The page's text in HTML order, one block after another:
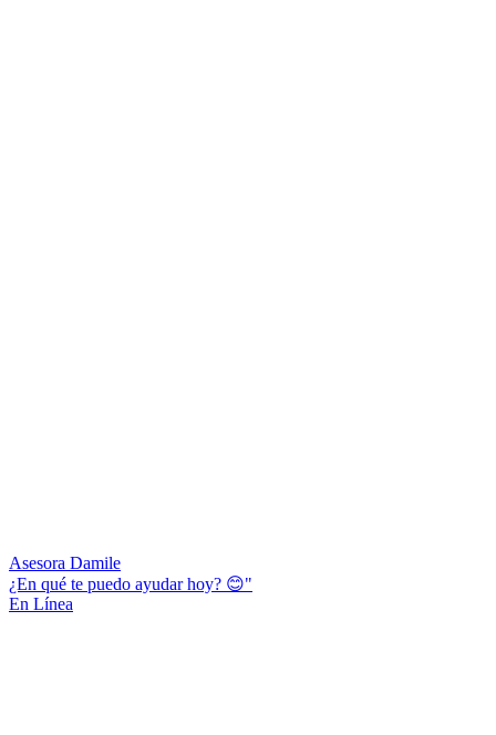
Asesora Damile
¿En qué te puedo ayudar hoy? 😊"
En Línea